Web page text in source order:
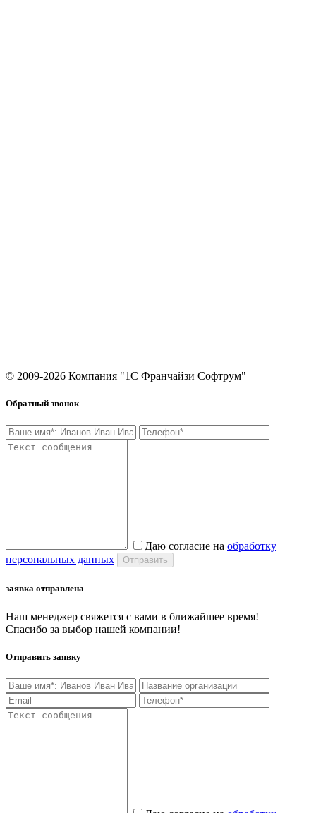
© 2009-2026 Компания "1С Франчайзи Софтрум"
Обратный звонок
Даю согласие на обработку
персональных данных
заявка отправлена
Наш менеджер свяжется с вами в ближайшее время!
Спасибо за выбор нашей компании!
Отправить заявку